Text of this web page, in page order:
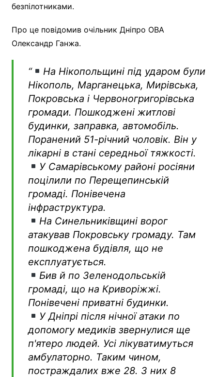
безпілотниками.
Про це повідомив очільник Дніпро ОВА
Олександр Ганжа.
“
На Нікопольщині під ударом були
Нікополь, Марганецька, Мирівська,
Покровська і Червоногригорівська
громади. Пошкоджені житлові
будинки, заправка, автомобіль.
Поранений 51-річний чоловік. Він у
лікарні в стані середньої тяжкості.
У Самарівському районі росіяни
поцілили по Перещепинській
громаді. Понівечена
інфраструктура.
На Синельниківщині ворог
атакував Покровську громаду. Там
пошкоджена будівля, що не
експлуатується.
Бив й по Зеленодольській
громаді, що на Криворіжжі.
Понівечені приватні будинки.
У Дніпрі після нічної атаки по
допомогу медиків звернулися ще
п'ятеро людей. Усі лікуватимуться
амбулаторно. Таким чином,
постраждалих вже 28. З них 8